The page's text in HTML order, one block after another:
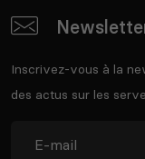
Inscrivez-vous à la
des actus sur les